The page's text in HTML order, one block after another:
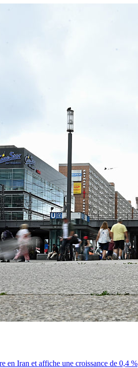
en Iran et affiche une croissance de 0,4 %